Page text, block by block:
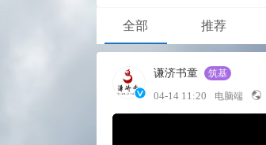
全部 推荐
谦济书童 筑基
04-14 11:20 电脑端